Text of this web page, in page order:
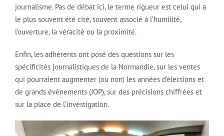
journalisme. Pas de débat ici, le terme rigueur est celui qui a
le plus souvent été cité, souvent associé à l’humilité,
l’ouverture, la véracité ou la proximité.
Enfin, les adhérents ont posé des questions sur les
spécificités journalistiques de la Normandie, sur les ventes
qui pourraient augmenter (ou non) les années d’élections et
de grands événements (JOP), sur des précisions chiffrées et
sur la place de l’investigation.